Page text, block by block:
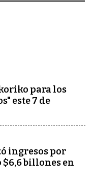
para los
este 7 de
ingresos por
$6,6 billones en